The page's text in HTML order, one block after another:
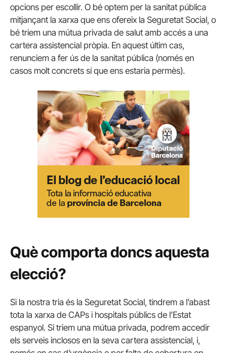
opcions per escollir. O bé optem per la sanitat pública
mitjançant la xarxa que ens ofereix la Seguretat Social, o
bé triem una mútua privada de salut amb accés a una
cartera assistencial pròpia. En aquest últim cas,
renunciem a fer ús de la sanitat pública (només en
casos molt concrets sí que ens estaria permès).
Què comporta doncs aquesta
elecció?
Si la nostra tria és la Seguretat Social, tindrem a l’abast
tota la xarxa de CAPs i hospitals públics de l’Estat
espanyol. Si triem una mútua privada, podrem accedir
els serveis inclosos en la seva cartera assistencial, i,